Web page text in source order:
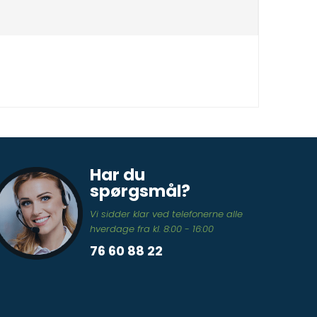
Har du
spørgsmål?
Vi sidder klar ved telefonerne alle
hverdage fra kl. 8:00 - 16:00
76 60 88 22